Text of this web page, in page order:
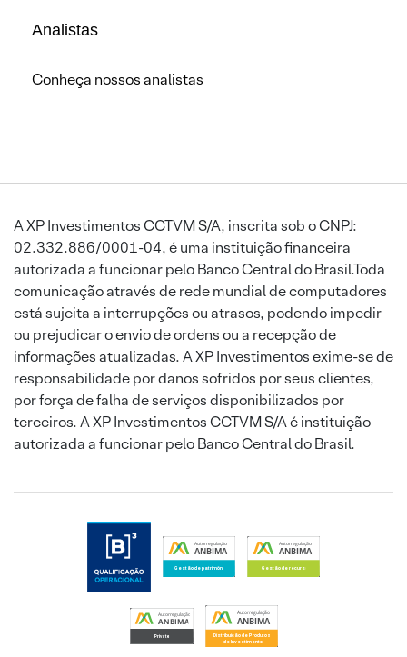
Analistas
Conheça nossos analistas
A XP Investimentos CCTVM S/A, inscrita sob o CNPJ:
02.332.886/0001-04, é uma instituição financeira
autorizada a funcionar pelo Banco Central do Brasil.Toda
comunicação através de rede mundial de computadores
está sujeita a interrupções ou atrasos, podendo impedir
ou prejudicar o envio de ordens ou a recepção de
informações atualizadas. A XP Investimentos exime-se de
responsabilidade por danos sofridos por seus clientes,
por força de falha de serviços disponibilizados por
terceiros. A XP Investimentos CCTVM S/A é instituição
autorizada a funcionar pelo Banco Central do Brasil.